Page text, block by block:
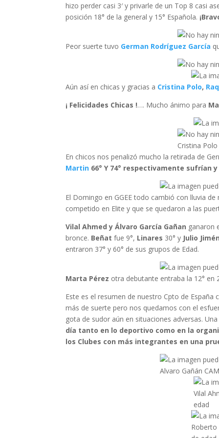
hizo perder casi 3′ y privarle de un Top 8 casi
posición 18° de la general y 15° Española.
Peor suerte tuvo German Rodríguez García
Aún así en chicas y gracias a Cristina Polo,
¡ Felicidades Chicas !…. Mucho ánimo para
Cristina
En chicos nos penalizó mucho la retirada de
Martin 66° Y 74° respectivamente sufrían
El Domingo en GGEE todo cambió con lluvia
competido en Elite y que se quedaron a las
Vilal Ahmed y Álvaro García Gañan ganaron
bronce. Beñat fue 9°, Linares 30° y Julio
entraron 37° y 60° de sus grupos de Edad.
Marta Pérez otra debutante entraba la 12° en
Este es el resumen de nuestro Cpto de
más de suerte pero nos quedamos con el
gota de sudor aún en situaciones adversas.
día tanto en lo deportivo como en la
los Clubes con más integrantes en una
Alvaro Gañán
Vilal
edad
Roberto